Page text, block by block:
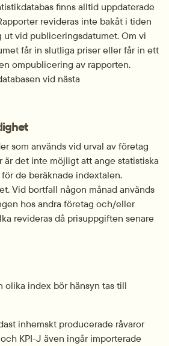
finns alltid uppdaterade
revideras inte bakåt i tiden
ut vid publiceringsdatumet. Om vi
får in slutliga priser eller får in ett
ompublicering av rapporten.
vid nästa
som används vid urval av företag
är det inte möjligt att ange statistiska
de beräknade indextalen.
Vid bortfall någon månad används
hos andra företag och/eller
revideras då prisuppgiften senare
olika index bör hänsyn tas till
inhemskt producerade råvaror
KPI-J även ingår importerade